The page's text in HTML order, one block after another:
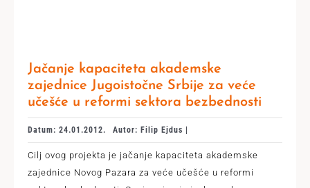
Jačanje kapaciteta akademske
zajednice Jugoistočne Srbije za veće
učešće u reformi sektora bezbednosti
Datum: 24.01.2012. Autor: Filip Ejdus |
Cilj ovog projekta je jačanje kapaciteta akademske
zajednice Novog Pazara za veće učešće u reformi